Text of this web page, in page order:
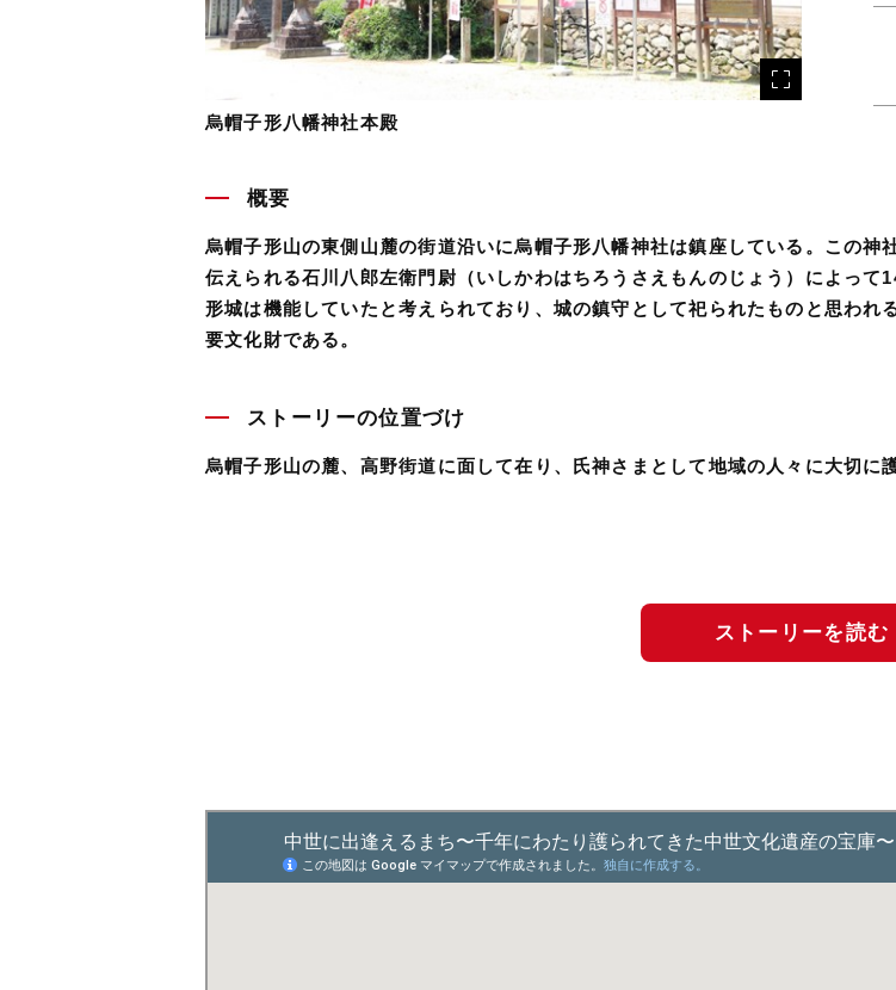
烏帽子形八幡神社本殿
概要
烏帽子形山の東側山麓の街道沿いに烏帽子形八幡神社は鎮座している。この神
伝えられる石川八郎左衛門尉（いしかわはちろうさえもんのじょう）によっ
形城は機能していたと考えられており、城の鎮守として祀られたものと思わ
要文化財である。
ストーリーの位置づけ
烏帽子形山の麓、高野街道に面して在り、氏神さまとして地域の人々に大切に
ストーリーを読む